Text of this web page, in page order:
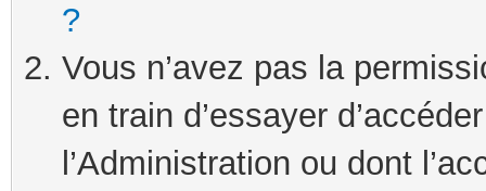
?
Vous n’avez pas la
en train d’essayer
l’Administration ou dont